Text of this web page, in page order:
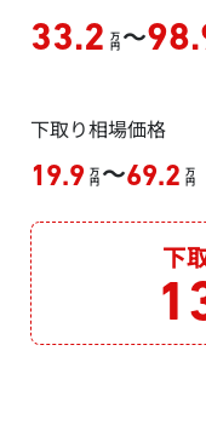
33.2 万
円 ～
下取り相場価格
19.9 万
円 ～69.2 万
円
下